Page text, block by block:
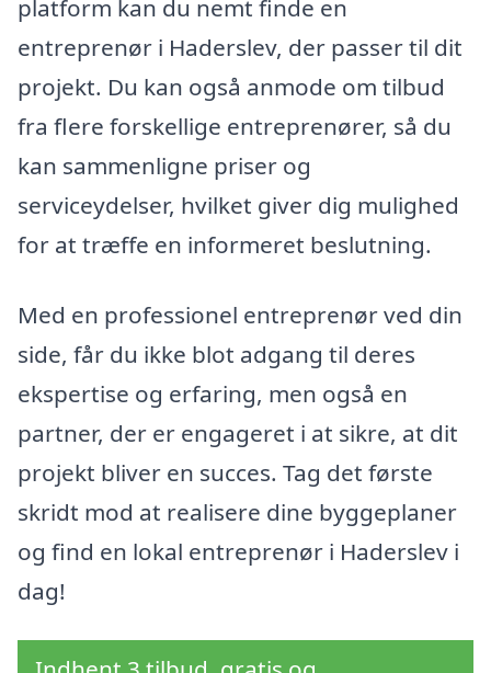
platform kan du nemt finde en
entreprenør i Haderslev, der passer til dit
projekt. Du kan også anmode om tilbud
fra flere forskellige entreprenører, så du
kan sammenligne priser og
serviceydelser, hvilket giver dig mulighed
for at træffe en informeret beslutning.
Med en professionel entreprenør ved din
side, får du ikke blot adgang til deres
ekspertise og erfaring, men også en
partner, der er engageret i at sikre, at dit
projekt bliver en succes. Tag det første
skridt mod at realisere dine byggeplaner
og find en lokal entreprenør i Haderslev i
dag!